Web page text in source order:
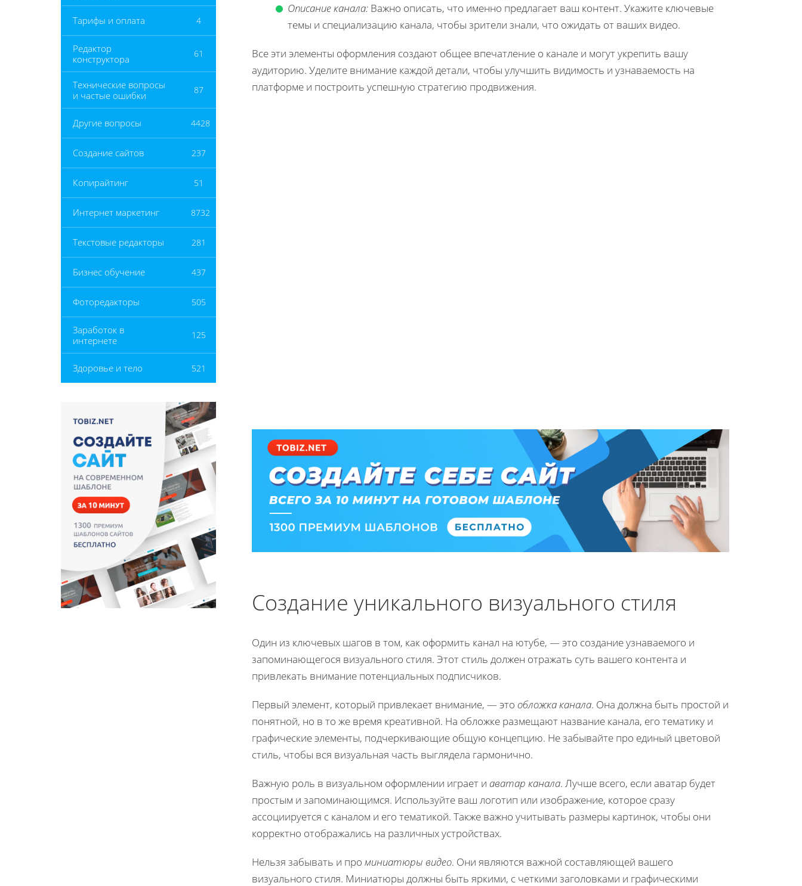
Тарифы и оплата 4
Редактор
конструктора
61
Технические вопросы
и частые ошибки
87
Другие вопросы 4428
Создание сайтов 237
Копирайтинг 51
Интернет маркетинг 8732
Текстовые редакторы 281
Бизнес обучение 437
Фоторедакторы 505
Заработок в
интернете
125
Здоровье и тело 521
Описание канала: Важно описать, что именно предлагает ваш контент. Укажите ключевые
темы и специализацию канала, чтобы зрители знали, что ожидать от ваших видео.
Все эти элементы оформления создают общее впечатление о канале и могут укрепить вашу
аудиторию. Уделите внимание каждой детали, чтобы улучшить видимость и узнаваемость на
платформе и построить успешную стратегию продвижения.
Создание уникального визуального стиля
Один из ключевых шагов в том, как оформить канал на ютубе, — это создание узнаваемого и
запоминающегося визуального стиля. Этот стиль должен отражать суть вашего контента и
привлекать внимание потенциальных подписчиков.
Первый элемент, который привлекает внимание, — это обложка канала. Она должна быть простой и
понятной, но в то же время креативной. На обложке размещают название канала, его тематику и
графические элементы, подчеркивающие общую концепцию. Не забывайте про единый цветовой
стиль, чтобы вся визуальная часть выглядела гармонично.
Важную роль в визуальном оформлении играет и аватар канала. Лучше всего, если аватар будет
простым и запоминающимся. Используйте ваш логотип или изображение, которое сразу
ассоциируется с каналом и его тематикой. Также важно учитывать размеры картинок, чтобы они
корректно отображались на различных устройствах.
Нельзя забывать и про миниатюры видео. Они являются важной составляющей вашего
визуального стиля. Миниатюры должны быть яркими, с четкими заголовками и графическими